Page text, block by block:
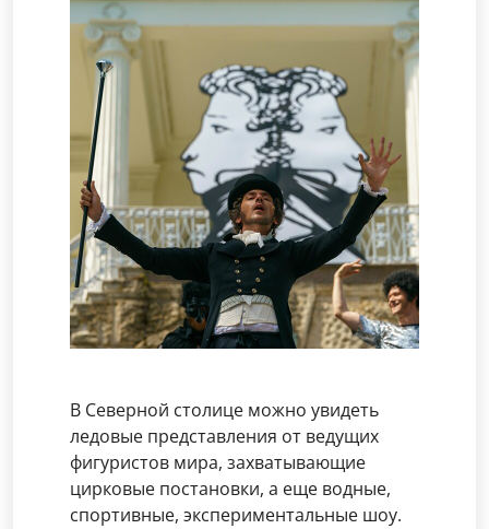
В Северной столице можно увидеть
ледовые представления от ведущих
фигуристов мира, захватывающие
цирковые постановки, а еще водные,
спортивные, экспериментальные шоу.